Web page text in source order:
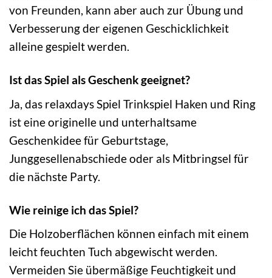
von Freunden, kann aber auch zur Übung und
Verbesserung der eigenen Geschicklichkeit
alleine gespielt werden.
Ist das Spiel als Geschenk geeignet?
Ja, das relaxdays Spiel Trinkspiel Haken und Ring
ist eine originelle und unterhaltsame
Geschenkidee für Geburtstage,
Junggesellenabschiede oder als Mitbringsel für
die nächste Party.
Wie reinige ich das Spiel?
Die Holzoberflächen können einfach mit einem
leicht feuchten Tuch abgewischt werden.
Vermeiden Sie übermäßige Feuchtigkeit und